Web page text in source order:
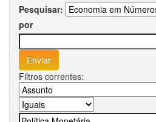
Pesquisar:
por
Filtros correntes: